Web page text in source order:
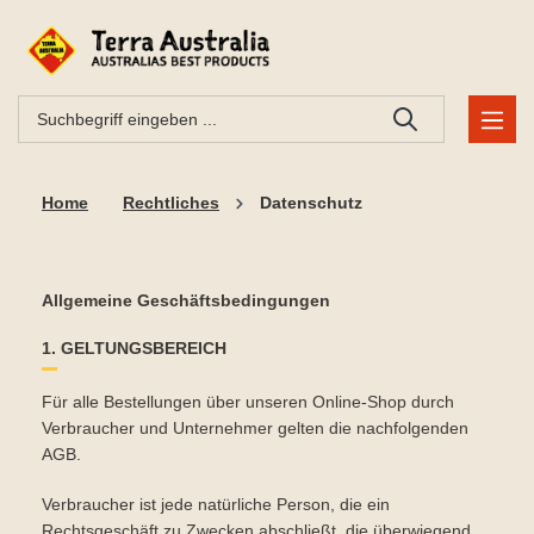
Home Rechtliches Datenschutz
Allgemeine Geschäftsbedingungen
1. GELTUNGSBEREICH
Für alle Bestellungen über unseren Online-Shop durch
Verbraucher und Unternehmer gelten die nachfolgenden
AGB.
Verbraucher ist jede natürliche Person, die ein
Rechtsgeschäft zu Zwecken abschließt, die überwiegend